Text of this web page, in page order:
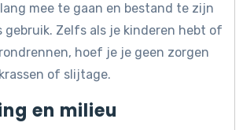
mee te gaan en bestand te zijn
gebruik. Zelfs als je kinderen hebt of
hoef je je geen zorgen
of slijtage.
en milieu